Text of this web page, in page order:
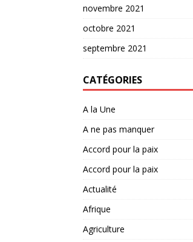
novembre 2021
octobre 2021
septembre 2021
CATÉGORIES
A la Une
A ne pas manquer
Accord pour la paix
Accord pour la paix
Actualité
Afrique
Agriculture